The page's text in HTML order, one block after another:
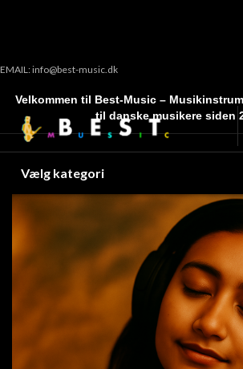
EMAIL: info@best-music.dk
Velkommen til Best-Music –
til danske musikere siden
Vælg kategori